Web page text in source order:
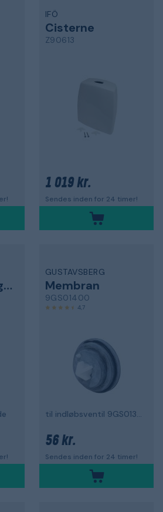
IFÖ
Cisterne
Z90613
1 019 kr.
Sendes inden for 24 timer!
WC forfængelighed enhed
GUSTAVSBERG
Membran
9GS01400
4,7
til indløbsventil 9GS01300
56 kr.
Sendes inden for 24 timer!